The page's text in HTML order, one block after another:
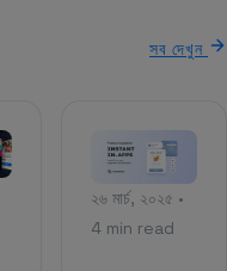
সব দেখুন
২৬ মার্চ, ২০২৫ •
4 min read